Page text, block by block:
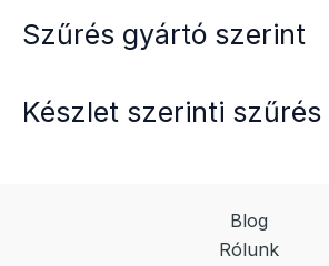
Szűrés gyártó szerint
Készlet szerinti szűrés
Blog
Rólunk